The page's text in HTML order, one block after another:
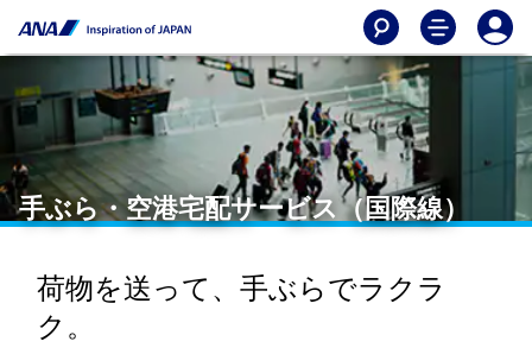
手ぶら・空港宅配サービス（国際線）
荷物を送って、手ぶらでラクラ
ク。